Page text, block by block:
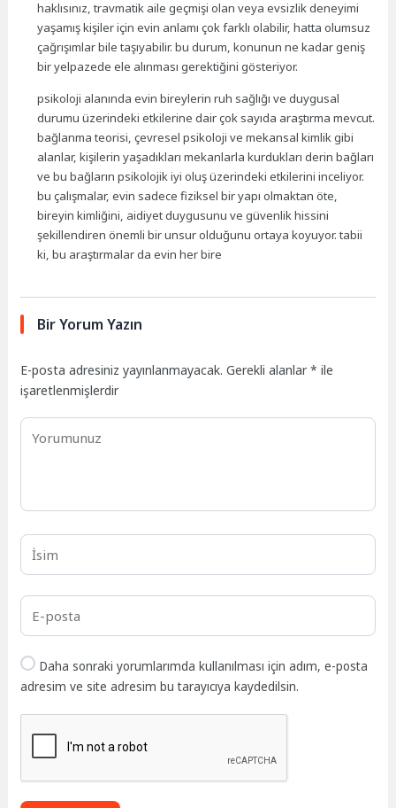
haklısınız, travmatik aile geçmişi olan veya evsizlik deneyimi
yaşamış kişiler için evin anlamı çok farklı olabilir, hatta olumsuz
çağrışımlar bile taşıyabilir. bu durum, konunun ne kadar geniş
bir yelpazede ele alınması gerektiğini gösteriyor.
psikoloji alanında evin bireylerin ruh sağlığı ve duygusal
durumu üzerindeki etkilerine dair çok sayıda araştırma mevcut.
bağlanma teorisi, çevresel psikoloji ve mekansal kimlik gibi
alanlar, kişilerin yaşadıkları mekanlarla kurdukları derin bağları
ve bu bağların psikolojik iyi oluş üzerindeki etkilerini inceliyor.
bu çalışmalar, evin sadece fiziksel bir yapı olmaktan öte,
bireyin kimliğini, aidiyet duygusunu ve güvenlik hissini
şekillendiren önemli bir unsur olduğunu ortaya koyuyor. tabii
ki, bu araştırmalar da evin her bire
Bir Yorum Yazın
E-posta adresiniz yayınlanmayacak. Gerekli alanlar* ile
işaretlenmişlerdir
Daha sonraki yorumlarımda kullanılması için adım, e-posta
adresim ve site adresim bu tarayıcıya kaydedilsin.